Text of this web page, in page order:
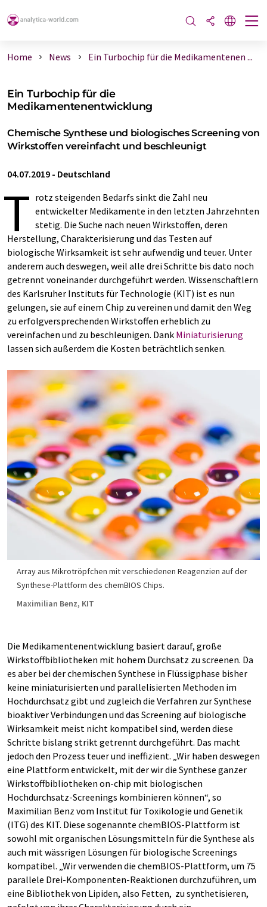
Home News Ein Turbochip für die Medikamentenen ...
Ein Turbochip für die
Medikamentenentwicklung
Chemische Synthese und biologisches Screening von
Wirkstoffen vereinfacht und beschleunigt
04.07.2019 - Deutschland
T rotz steigenden Bedarfs sinkt die Zahl neu
entwickelter Medikamente in den letzten Jahrzehnten
stetig. Die Suche nach neuen Wirkstoffen, deren
Herstellung, Charakterisierung und das Testen auf
biologische Wirksamkeit ist sehr aufwendig und teuer. Unter
anderem auch deswegen, weil alle drei Schritte bis dato noch
getrennt voneinander durchgeführt werden. Wissenschaftlern
des Karlsruher Instituts für Technologie (KIT) ist es nun
gelungen, sie auf einem Chip zu vereinen und damit den Weg
zu erfolgversprechenden Wirkstoffen erheblich zu
vereinfachen und zu beschleunigen. Dank Miniaturisierung
lassen sich außerdem die Kosten beträchtlich senken.
Array aus Mikrotröpfchen mit verschiedenen Reagenzien auf der
Synthese-Plattform des chemBIOS Chips.
Maximilian Benz, KIT
Die Medikamentenentwicklung basiert darauf, große
Wirkstoffbibliotheken mit hohem Durchsatz zu screenen. Da
es aber bei der chemischen Synthese in Flüssigphase bisher
keine miniaturisierten und parallelisierten Methoden im
Hochdurchsatz gibt und zugleich die Verfahren zur Synthese
bioaktiver Verbindungen und das Screening auf biologische
Wirksamkeit meist nicht kompatibel sind, werden diese
Schritte bislang strikt getrennt durchgeführt. Das macht
jedoch den Prozess teuer und ineffizient. „Wir haben deswegen
eine Plattform entwickelt, mit der wir die Synthese ganzer
Wirkstoffbibliotheken on-chip mit biologischen
Hochdurchsatz-Screenings kombinieren können“, so
Maximilian Benz vom Institut für Toxikologie und Genetik
(ITG) des KIT. Diese sogenannte chemBIOS-Plattform ist
sowohl mit organischen Lösungsmitteln für die Synthese als
auch mit wässrigen Lösungen für biologische Screenings
kompatibel. „Wir verwenden die chemBIOS-Plattform, um 75
parallele Drei-Komponenten-Reaktionen durchzuführen, um
eine Bibliothek von Lipiden, also Fetten, zu synthetisieren,